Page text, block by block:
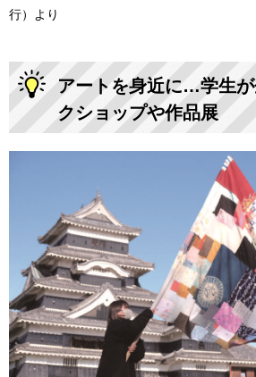
行）より
アートを身近に…学生
クショップや作品展